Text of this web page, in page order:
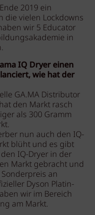
2019 ein
die vielen Lockdowns
wir 5 Educator
in
IQ Dryer einen
wie hat der
GA.MA Distributor
den Markt rasch
als 300 Gramm
nun auch den IQ-
blüht und es gibt
IQ-Dryer in der
Markt gebracht und
an
Dyson Platin-
wir im Bereich
am Markt.